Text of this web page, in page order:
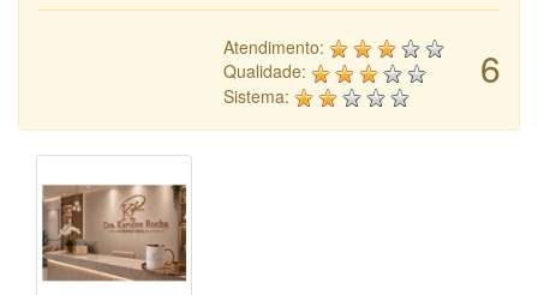
6
Atendimento:
Qualidade:
Sistema: